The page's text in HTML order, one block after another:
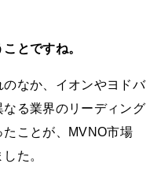
とですね。
なか、イオンやヨドバ
る業界のリーディング
ことが、MVNO市場
た。